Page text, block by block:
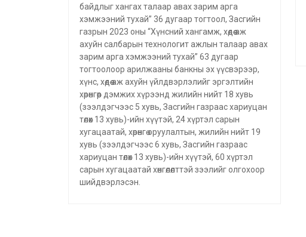
байдлыг хангах талаар авах зарим арга
хэмжээний тухай” 36 дугаар тогтоол, Засгийн
газрын 2023 оны “Хүнсний хангамж, хөдөө аж
ахуйн салбарын технологит ажлын талаар авах
зарим арга хэмжээний тухай” 63 дугаар
тогтоолоор арилжааны банкны эх үүсвэрээр,
хүнс, хөдөө аж ахуйн үйлдвэрлэлийг эргэлтийн
хөрөнгөөр дэмжих хүрээнд жилийн нийт 18 хувь
(зээлдэгчээс 5 хувь, Засгийн газраас хариуцан
төлөх 13 хувь)-ийн хүүтэй, 24 хүртэл сарын
хугацаатай, хөрөнгө оруулалтын, жилийн нийт 19
хувь (зээлдэгчээс 6 хувь, Засгийн газраас
хариуцан төлөх 13 хувь)-ийн хүүтэй, 60 хүртэл
сарын хугацаатай хөнгөлөлттэй зээлийг олгохоор
шийдвэрлэсэн.